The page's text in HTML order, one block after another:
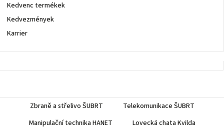
Kedvenc termékek
Kedvezmények
Karrier
Zbraně a střelivo ŠUBRT
Telekomunikace ŠUBRT
Manipulační technika HANET
Lovecká chata Kvilda